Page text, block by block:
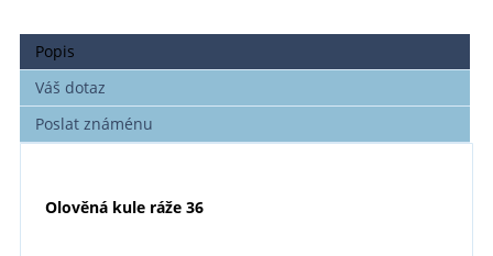
Popis
Váš dotaz
Poslat známénu
Olověná kule ráže 36